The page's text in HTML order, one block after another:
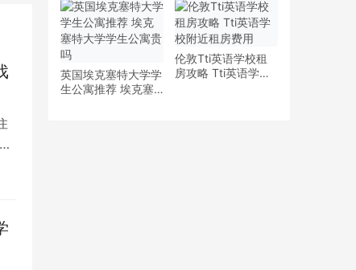
贵吗
英国埃克塞特大学学
生公寓推荐 埃克塞
伦敦Tti英语学校租
房攻略 Tti英语学校